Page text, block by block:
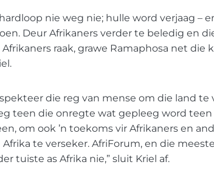
nie weg nie; hulle word verjaag –
Deur Afrikaners verder te beledig en
raak, grawe Ramaphosa net die
die reg van mense om die land te
teen die onregte wat gepleeg word
om ook ’n toekoms vir Afrikaners en
te verseker. AfriForum, en die
tuiste as Afrika nie,” sluit Kriel af.